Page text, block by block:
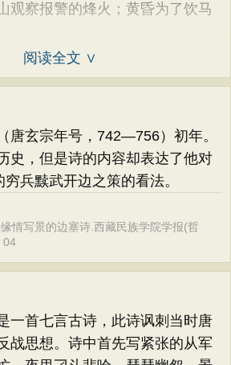
观察报警的烽火；黄昏为了饮马
阅读全文 ∨
玄宗年号，742—756）初年。
史，但是诗的内容却表达了他对
穷兵黩武开边之策的看法。
情写景的边塞诗.西藏民族学院学报(哲
04
首七言古诗，此诗讽刺当时唐
战思想。诗中首先写紧张的从军